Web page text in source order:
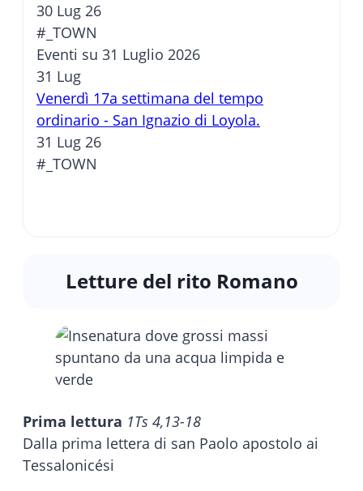
30 Lug 26
#_TOWN
Eventi su 31 Luglio 2026
31 Lug
Venerdì 17a settimana del tempo
ordinario - San Ignazio di Loyola.
31 Lug 26
#_TOWN
Letture del rito Romano
Prima lettura 1Ts 4,13-18
Dalla prima lettera di san Paolo apostolo ai
Tessalonicési